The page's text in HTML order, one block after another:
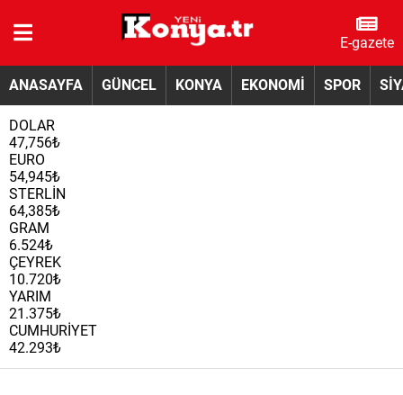
E-gazete
ANASAYFA GÜNCEL KONYA EKONOMİ SPOR
DOLAR
47,756₺
EURO
54,945₺
STERLİN
64,385₺
GRAM
6.524₺
ÇEYREK
10.720₺
YARIM
21.375₺
CUMHURİYET
42.293₺